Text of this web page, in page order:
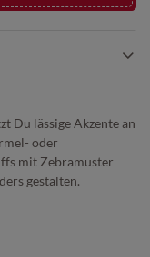
Du lässige Akzente an
oder
mit Zebramuster
gestalten.